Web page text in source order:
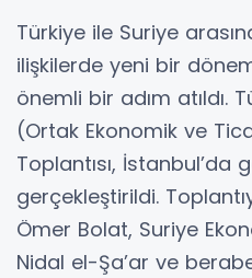
Türkiye ile Suriye
ilişkilerde yeni bir
önemli bir adım atıldı.
(Ortak Ekonomik ve
Toplantısı, İstanbul’da
gerçekleştirildi.
Ömer Bolat, Suriye
Nidal el-Şa’ar ve